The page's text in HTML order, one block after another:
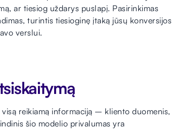
ar tiesiog uždarys puslapį. Pasirinkimas
turintis tiesioginę įtaką jūsų konversijos
verslui.
visą reikiamą informaciją – kliento duomenis,
šio modelio privalumas yra